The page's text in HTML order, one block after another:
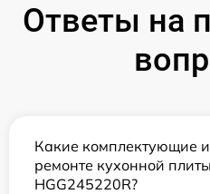
Ответы на
Какие комплектующие
ремонте кухонной
HGG245220R?